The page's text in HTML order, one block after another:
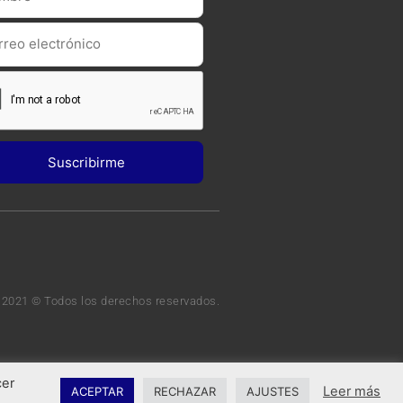
© Todos los derechos reservados.
ACEPTAR RECHAZAR AJUSTES Leer más